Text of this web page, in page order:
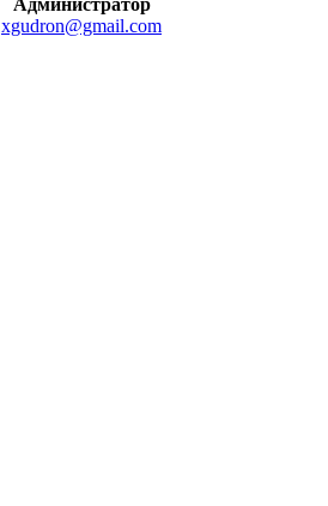
Администратор
xgudron@gmail.com